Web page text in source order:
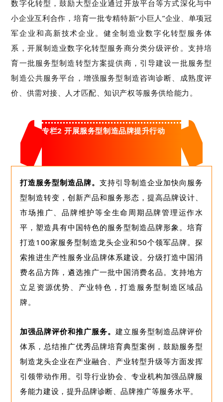
数字化转型，鼓励大型企业通过开放平台等方式深化与中
小企业互利合作，培育一批专精特新“小巨人 ”企业
单项冠
军企业和高新技术企业 。健全制造业数字化转型服务体
系，开展制造业数字化转型服务商分类分级评价 。支持培
育一批服务型制造转型方案提供商 ，引导建设一批服务型
制造公共服务平台，增强服务型制造咨询诊断、成熟度评
价、供需对接、人才匹配、知识产权等服务供给能力 。
专栏2 开展服务型制造品牌提升行动
打造服务型制造品牌。支持引导制造企业加快向服务
型制造转变，创新产品和服务形态，提高品牌设计、
市场推广、品牌维护等全生命周期品牌管理运作水
平，塑造具有中国特色的服务型制造品牌形象。培育
打造100家服务型制造龙头企业和50个领军品牌。探
索推进生产性服务业品牌体系建设。分级打造中国消
费名品方阵，遴选推广一批中国消费名品。支持地方
立足资源优势、产业特色，打造服务型制造区域品
牌。
加强品牌评价和推广服务。建立服务型制造品牌评价
体系，总结推广优秀品牌培育典型案例，鼓励服务型
制造龙头企业在产业融合、产业转型升级等方面发挥
引领带动作用。引导行业协会、专业机构加强品牌服
务能力建设，提升品牌诊断、品牌推广等服务水平。